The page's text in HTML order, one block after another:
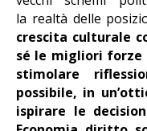
la realtà delle
crescita culturale
sé le migliori forze
stimolare
possibile, in
ispirare le